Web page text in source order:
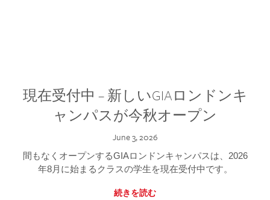
現在受付中 – 新しいGIAロンドンキ
ャンパスが今秋オープン
June 3, 2026
間もなくオープンするGIAロンドンキャンパスは、2026
年8月に始まるクラスの学生を現在受付中です。
続きを読む